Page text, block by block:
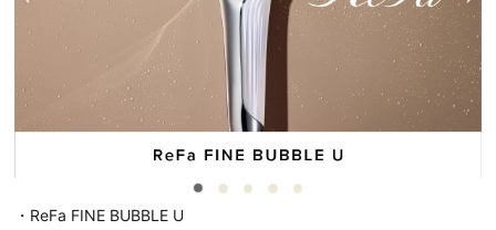
・ReFa FINE BUBBLE U